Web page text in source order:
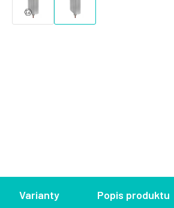
Varianty Popis produktu